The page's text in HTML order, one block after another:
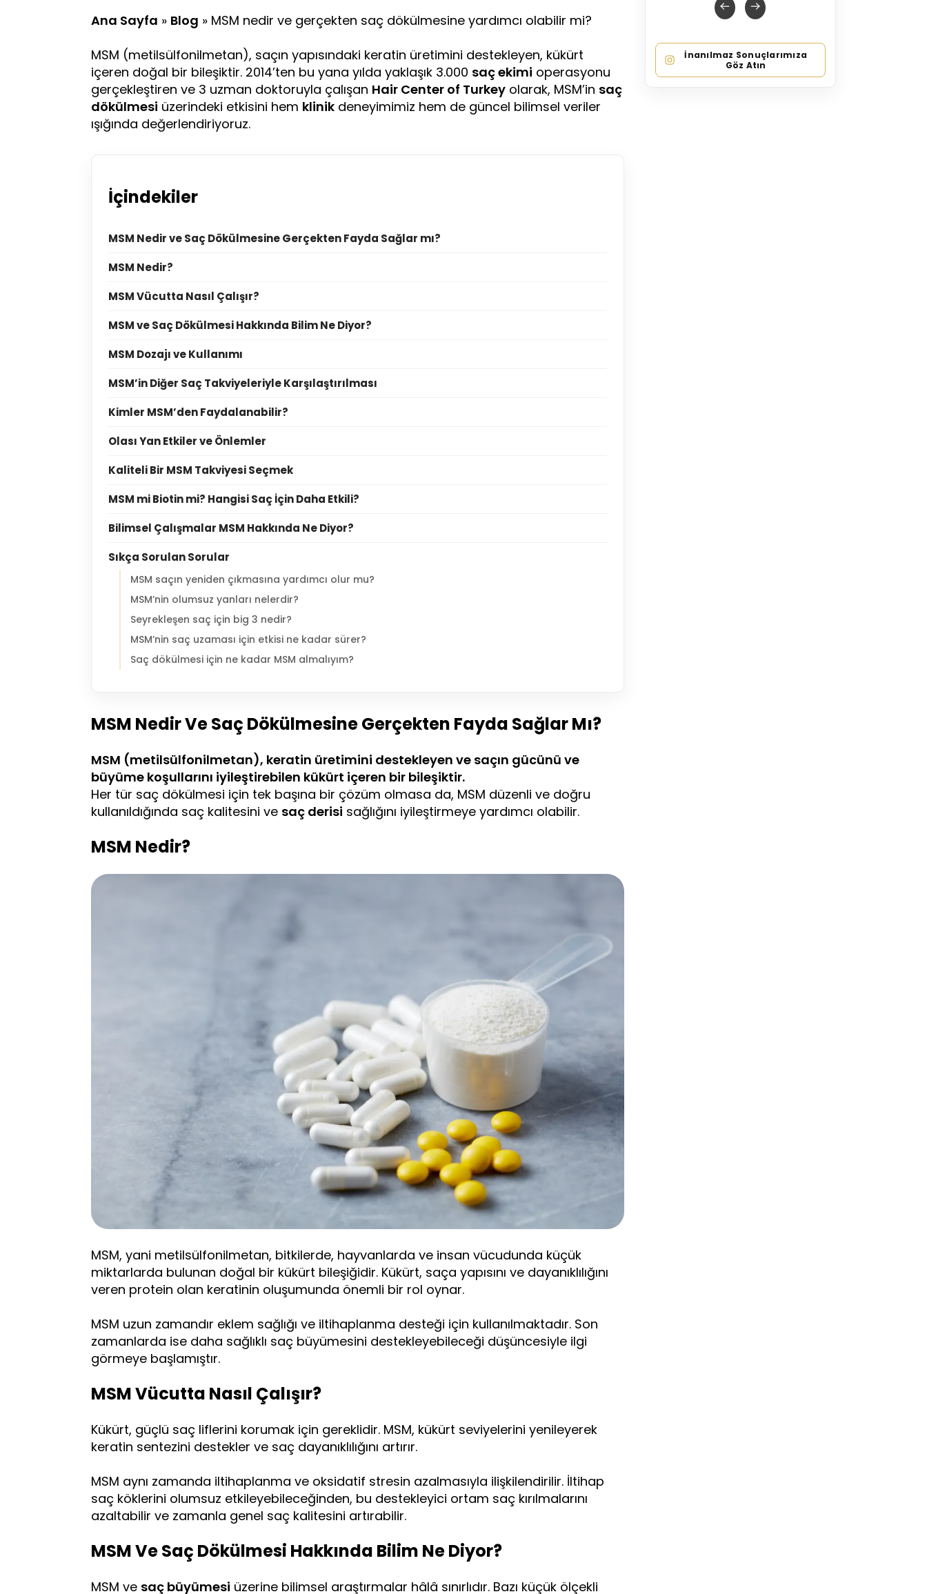
Ana Sayfa » Blog » MSM nedir ve gerçekten saç dökülmesine yardımcı olabilir mi?
MSM (metilsülfonilmetan), saçın yapısındaki keratin üretimini destekleyen, kükürt
içeren doğal bir bileşiktir. 2014’ten bu yana yılda yaklaşık 3.000 saç ekimi operasyonu
gerçekleştiren ve 3 uzman doktoruyla çalışan Hair Center of Turkey olarak, MSM’in saç
dökülmesi üzerindeki etkisini hem klinik deneyimimiz hem de güncel bilimsel veriler
ışığında değerlendiriyoruz.
İçindekiler
MSM Nedir ve Saç Dökülmesine Gerçekten Fayda Sağlar mı?
MSM Nedir?
MSM Vücutta Nasıl Çalışır?
MSM ve Saç Dökülmesi Hakkında Bilim Ne Diyor?
MSM Dozajı ve Kullanımı
MSM’in Diğer Saç Takviyeleriyle Karşılaştırılması
Kimler MSM’den Faydalanabilir?
Olası Yan Etkiler ve Önlemler
Kaliteli Bir MSM Takviyesi Seçmek
MSM mi Biotin mi? Hangisi Saç İçin Daha Etkili?
Bilimsel Çalışmalar MSM Hakkında Ne Diyor?
Sıkça Sorulan Sorular
MSM saçın yeniden çıkmasına yardımcı olur mu?
MSM’nin olumsuz yanları nelerdir?
Seyrekleşen saç için big 3 nedir?
MSM’nin saç uzaması için etkisi ne kadar sürer?
Saç dökülmesi için ne kadar MSM almalıyım?
MSM Nedir Ve Saç Dökülmesine Gerçekten Fayda Sağlar Mı?
MSM (metilsülfonilmetan), keratin üretimini destekleyen ve saçın gücünü ve
büyüme koşullarını iyileştirebilen kükürt içeren bir bileşiktir.
Her tür saç dökülmesi için tek başına bir çözüm olmasa da, MSM düzenli ve doğru
kullanıldığında saç kalitesini ve saç derisi sağlığını iyileştirmeye yardımcı olabilir.
MSM Nedir?
MSM, yani metilsülfonilmetan, bitkilerde, hayvanlarda ve insan vücudunda küçük
miktarlarda bulunan doğal bir kükürt bileşiğidir. Kükürt, saça yapısını ve dayanıklılığını
veren protein olan keratinin oluşumunda önemli bir rol oynar.
MSM uzun zamandır eklem sağlığı ve iltihaplanma desteği için kullanılmaktadır. Son
zamanlarda ise daha sağlıklı saç büyümesini destekleyebileceği düşüncesiyle ilgi
görmeye başlamıştır.
MSM Vücutta Nasıl Çalışır?
Kükürt, güçlü saç liflerini korumak için gereklidir. MSM, kükürt seviyelerini yenileyerek
keratin sentezini destekler ve saç dayanıklılığını artırır.
MSM aynı zamanda iltihaplanma ve oksidatif stresin azalmasıyla ilişkilendirilir. İltihap
saç köklerini olumsuz etkileyebileceğinden, bu destekleyici ortam saç kırılmalarını
azaltabilir ve zamanla genel saç kalitesini artırabilir.
MSM Ve Saç Dökülmesi Hakkında Bilim Ne Diyor?
MSM ve saç büyümesi üzerine bilimsel araştırmalar hâlâ sınırlıdır. Bazı küçük ölçekli
İnanılmaz Sonuçlarımıza
Göz Atın